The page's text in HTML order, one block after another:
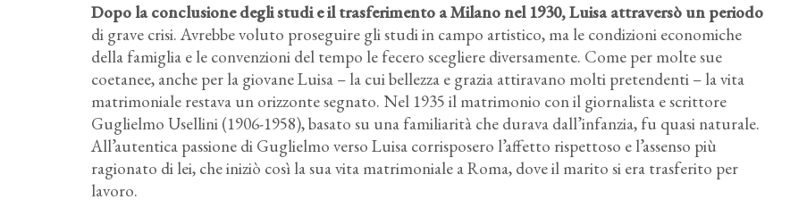
Dopo la conclusione degli studi e il trasferimento a Milano nel 1930, Luisa attraversò un periodo
di grave crisi. Avrebbe voluto proseguire gli studi in campo artistico, ma le condizioni economiche
della famiglia e le convenzioni del tempo le fecero scegliere diversamente. Come per molte sue
coetanee, anche per la giovane Luisa – la cui bellezza e grazia attiravano molti pretendenti – la vita
matrimoniale restava un orizzonte segnato. Nel 1935 il matrimonio con il giornalista e scrittore
Guglielmo Usellini (1906-1958), basato su una familiarità che durava dall’infanzia, fu quasi naturale.
All’autentica passione di Guglielmo verso Luisa corrisposero l’affetto rispettoso e l’assenso più
ragionato di lei, che iniziò così la sua vita matrimoniale a Roma, dove il marito si era trasferito per
lavoro.